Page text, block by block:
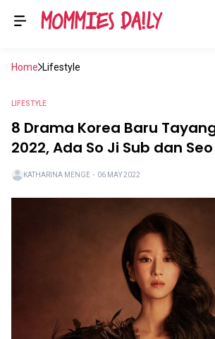
Home Lifestyle
LIFESTYLE
8 Drama Korea Baru
2022, Ada So Ji Sub dan
KATHARINA MENGE ・ 06 MAY 2022